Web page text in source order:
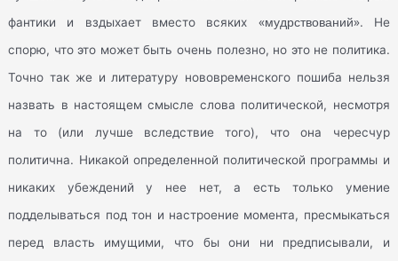
фантики и вздыхает вместо всяких «мудрствований». Не
спорю, что это может быть очень полезно, но это не политика.
Точно так же и литературу нововременского пошиба нельзя
назвать в настоящем смысле слова политической, несмотря
на то (или лучше вследствие того), что она чересчур
политична. Никакой определенной политической программы и
никаких убеждений у нее нет, а есть только умение
подделываться под тон и настроение момента, пресмыкаться
перед власть имущими, что бы они ни предписывали, и